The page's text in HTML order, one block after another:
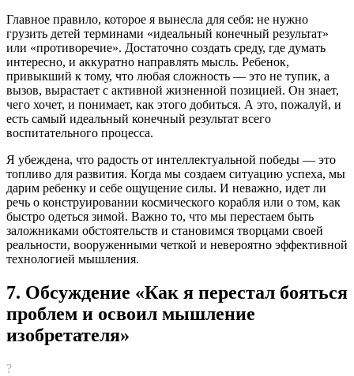
Главное правило, которое я вынесла для себя: не нужно
грузить детей терминами «идеальный конечный результат»
или «противоречие». Достаточно создать среду, где думать
интересно, и аккуратно направлять мысль. Ребенок,
привыкший к тому, что любая сложность — это не тупик, а
вызов, вырастает с активной жизненной позицией. Он знает,
чего хочет, и понимает, как этого добиться. А это, пожалуй, и
есть самый идеальный конечный результат всего
воспитательного процесса.
Я убеждена, что радость от интеллектуальной победы — это
топливо для развития. Когда мы создаем ситуацию успеха, мы
дарим ребенку и себе ощущение силы. И неважно, идет ли
речь о конструировании космического корабля или о том, как
быстро одеться зимой. Важно то, что мы перестаем быть
заложниками обстоятельств и становимся творцами своей
реальности, вооруженными четкой и невероятно эффективной
технологией мышления.
7. Обсуждение «Как я перестал бояться
проблем и освоил мышление
изобретателя»
?